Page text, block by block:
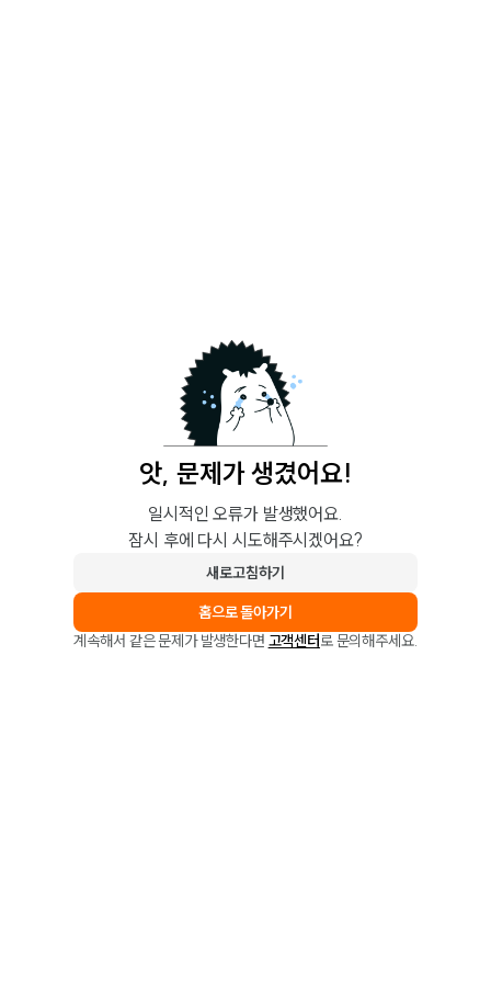
앗, 문제가 생겼어요!
일시적인 오류가 발생했어요.
잠시 후에 다시 시도해주시겠어요?
새로고침하기
홈으로 돌아가기
계속해서 같은 문제가 발생한다면 고객센터로 문의해주세요.